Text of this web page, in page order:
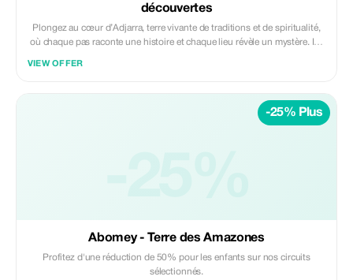
découvertes
Plongez au cœur d’Adjarra, terre vivante de traditions et de spiritualité,
où chaque pas raconte une histoire et chaque lieu révèle un mystère. Ici,
VIEW OFFER
-25% Plus
Abomey - Terre des Amazones
Profitez d'une réduction de 50% pour les enfants sur nos circuits
sélectionnés.